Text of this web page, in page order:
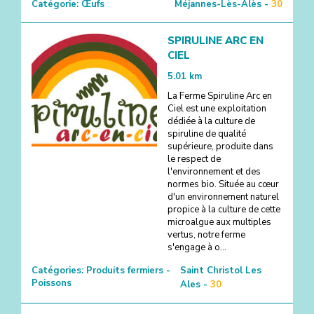
Catégorie: Œufs Méjannes-Lès-Alès - 30
SPIRULINE ARC EN
CIEL
5.01 km
La Ferme Spiruline Arc en
Ciel est une exploitation
dédiée à la culture de
spiruline de qualité
supérieure, produite dans
le respect de
l'environnement et des
normes bio. Située au cœur
d'un environnement naturel
propice à la culture de cette
microalgue aux multiples
vertus, notre ferme
s'engage à o...
Catégories: Produits fermiers -
Poissons
Saint Christol Les
Ales - 30